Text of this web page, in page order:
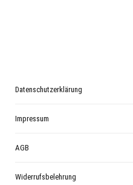
Datenschutzerklärung
Impressum
AGB
Widerrufsbelehrung